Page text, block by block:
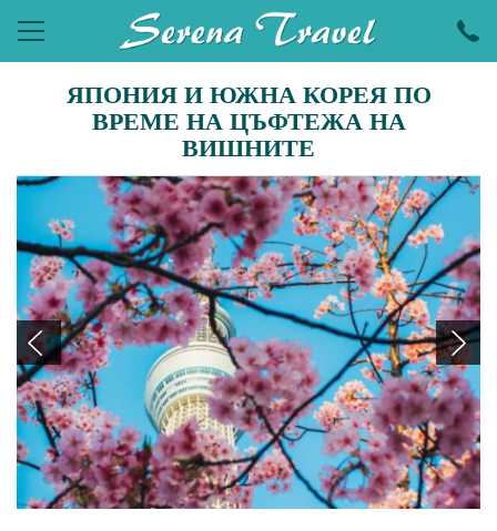
ПОЧИВКИ
ПРАЗНИЦИ
ЕКЗОТИКА
LAST MINUTE
УИКЕНДИ
ХОТЕЛИ
КРУИЗИ
САМОЛЕТНИ БИЛЕТИ
ПЪТЕВОДИТЕЛ
ЯПОНИЯ И ЮЖНА КОРЕЯ ПО
ВРЕМЕ НА ЦЪФТЕЖА НА
ВИШНИТЕ